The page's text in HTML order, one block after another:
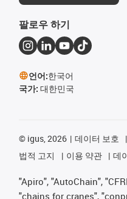
팔로우 하기
언어:한국어
국가: 대한민국
© igus, 2026 데이터 보호
법적 고지
이용 약관 데
"Apiro", "AutoChain",
"chains for cranes",